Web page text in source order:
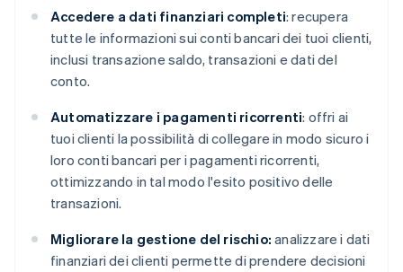
Accedere a dati finanziari completi: recupera
tutte le informazioni sui conti bancari dei tuoi clienti,
inclusi transazione saldo, transazioni e dati del
conto.
Automatizzare i pagamenti ricorrenti: offri ai
tuoi clienti la possibilità di collegare in modo sicuro i
loro conti bancari per i pagamenti ricorrenti,
ottimizzando in tal modo l'esito positivo delle
transazioni.
Migliorare la gestione del rischio: analizzare i dati
finanziari dei clienti permette di prendere decisioni